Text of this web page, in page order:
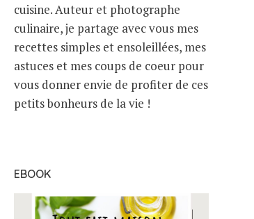
cuisine. Auteur et photographe
culinaire, je partage avec vous mes
recettes simples et ensoleillées, mes
astuces et mes coups de coeur pour
vous donner envie de profiter de ces
petits bonheurs de la vie !
EBOOK